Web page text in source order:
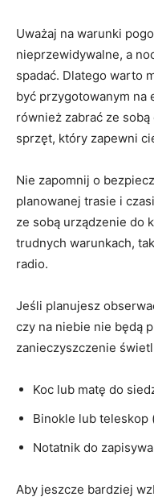
Uważaj na warunki
nieprzewidywalne, a
spadać. Dlatego warto
być przygotowanym na
również zabrać ze
sprzęt,‌ który zapewni
Nie zapomnij o
planowanej trasie i
ze sobą urządzenie‍ do
trudnych warunkach,
radio.
Jeśli planujesz
czy na niebie⁢ nie będą⁣
zanieczyszczenie
Koc lub matę do
Binokle lub‌ teleskop
Notatnik‍ do
Aby jeszcze bardziej